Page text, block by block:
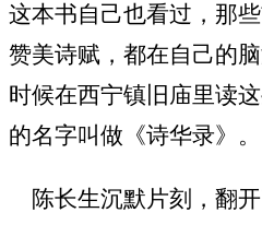
这本书自己也看过，那
赞美诗赋，都在自己的
时候在西宁镇旧庙里读
的名字叫做《诗华录》。
陈长生沉默片刻，翻开